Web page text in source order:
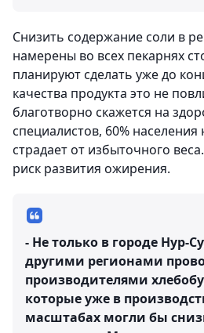
Снизить содержание соли в
намерены во всех пекарнях
планируют сделать уже до
качества продукта это не
благотворно скажется на
специалистов, 60%
страдает от избыточного
риск развития ожирения.
- Не только в городе Нур-
другими регионами
производителями
которые уже в
масштабах могли бы